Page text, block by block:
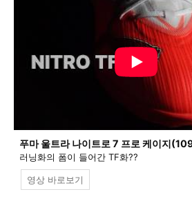
푸마 울트라 나이트로 7 프로 케이지
러닝화의 폼이 들어간 TF화??
영상 바로보기